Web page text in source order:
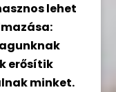
lehet
erősítik
minket.